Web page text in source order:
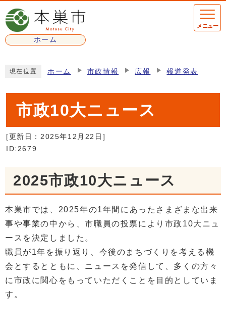
ページの先頭です
ホーム
メニュー
現在位置 ホーム 市政情報 広報 報道発表
市政10大ニュース
[更新日： 2025年12月22日 ]
ID:2679
2025市政10大ニュース
本巣市では、2025年の1年間にあったさまざまな出来
事や事業の中から、市職員の投票により市政10大ニュ
ースを決定しました。
職員が1年を振り返り、今後のまちづくりを考える機
会とするとともに、ニュースを発信して、多くの方々
に市政に関心をもっていただくことを目的としていま
す。